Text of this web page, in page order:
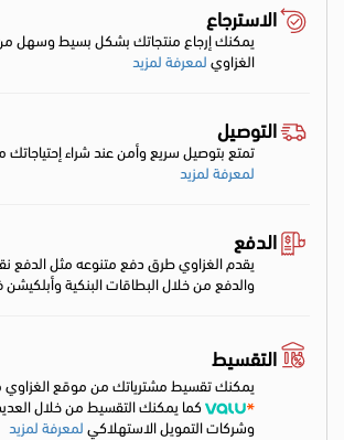
الاسترجاع
يمكنك إرجاع منتجاتك بشكل بسيط وسهل
الغزاويلمعرفة لمزيد
التوصيل
تمتع بتوصيل سريع وأمن عند شراء
لمعرفة لمزيد
الدفع
يقدم الغزاوي طرق دفع متنوعه مثل الدفع
والدفع من خلال البطاقات البنكية وأبلكيشن
التقسيط
يمكنك تقسيط مشترياتك من موقع الغزاوي
كما يمكنك التقسيط من خلال
وشركات التمويل الاستهلاكيلمعرفة لمزيد